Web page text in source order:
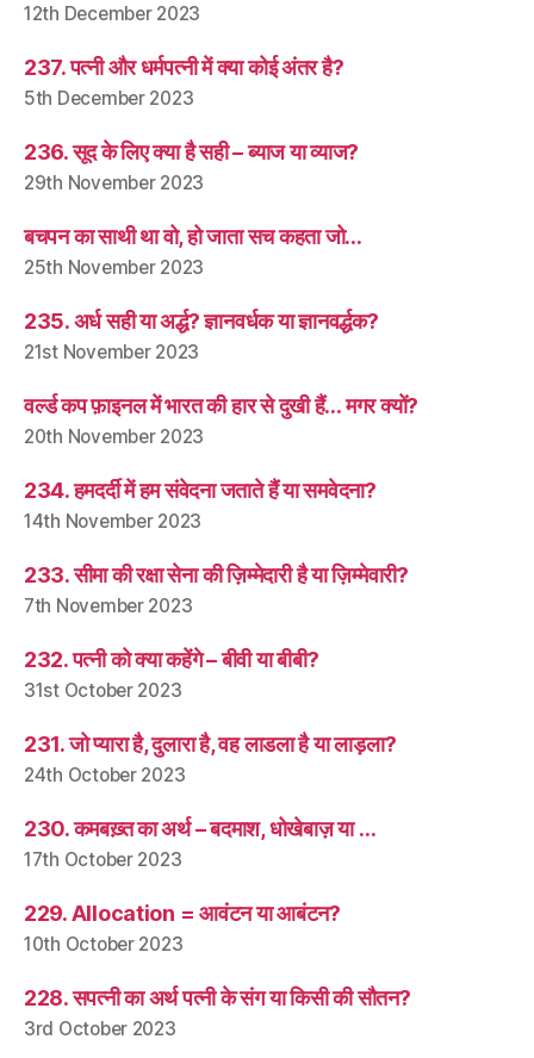
12th December 2023
237. पत्नी और धर्मपत्नी में क्या कोई अंतर है?
5th December 2023
236. सूद के लिए क्या है सही – ब्याज या व्याज?
29th November 2023
बचपन का साथी था वो, हो जाता सच कहता जो…
25th November 2023
235. अर्ध सही या अर्द्ध? ज्ञानवर्धक या ज्ञानवर्द्धक?
21st November 2023
वर्ल्ड कप फ़ाइनल में भारत की हार से दुखी हैं… मगर क्यों?
20th November 2023
234. हमदर्दी में हम संवेदना जताते हैं या समवेदना?
14th November 2023
233. सीमा की रक्षा सेना की ज़िम्मेदारी है या ज़िम्मेवारी?
7th November 2023
232. पत्नी को क्या कहेंगे – बीवी या बीबी?
31st October 2023
231. जो प्यारा है, दुलारा है, वह लाडला है या लाड़ला?
24th October 2023
230. कमबख़्त का अर्थ – बदमाश, धोखेबाज़ या …
17th October 2023
229. Allocation = आवंटन या आबंटन?
10th October 2023
228. सपत्नी का अर्थ पत्नी के संग या किसी की सौतन?
3rd October 2023